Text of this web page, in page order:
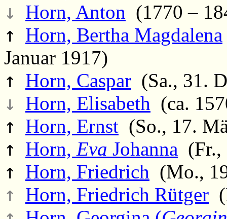
↓ Horn, Anton (1770 –
↑ Horn, Bertha Magdalena
Januar 1917)
↑ Horn, Caspar (Sa., 31.
↓ Horn, Elisabeth (ca.
↑ Horn, Ernst (So., 17.
↑ Horn, Eva Johanna (Fr.,
↑ Horn, Friedrich (Mo.,
↑ Horn, Friedrich Rütger